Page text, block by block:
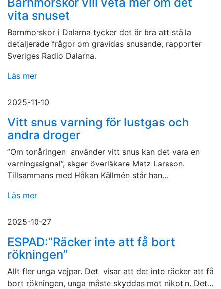
vita snuset
Barnmorskor i Dalarna tycker det är bra att ställa
detaljerade frågor om gravidas snusande, rapporter
Sveriges Radio Dalarna.
Läs mer
2025-11-10
Vitt snus varning för lustgas och
andra droger
”Om tonåringen använder vitt snus kan det vara en
varningssignal”, säger överläkare Matz Larsson.
Tillsammans med Håkan Källmén står han...
Läs mer
2025-10-27
ESPAD:”Räcker inte att få bort
rökningen”
Allt fler unga vejpar. Det visar att det inte räcker att få
bort rökningen, unga måste skyddas mot nikotin. Det...